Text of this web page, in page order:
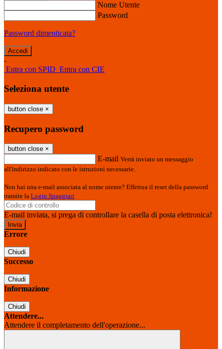
Nome Utente
Password
Password dimenticata?
-
Entra con SPID Entra con CIE
Seleziona utente
button close ×
Recupero password
button close ×
E-mail Verrà inviato un messaggio
all'indirizzo indicato con le istruzioni necessarie.
Non hai una e-mail associata al nome utente? Effettua il reset della password
tramite la Login Spaggiari
E-mail inviata, si prega di controllare la casella di posta elettronica!
Errore
Chiudi
Successo
Chiudi
Informazione
Chiudi
Attendere...
Attendere il completamento dell'operazione...